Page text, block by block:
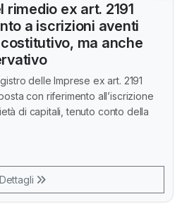
ex art. 2191
a iscrizioni aventi
ma anche
delle Imprese ex art. 2191
con riferimento all’iscrizione
di capitali, tenuto conto della
Dettagli